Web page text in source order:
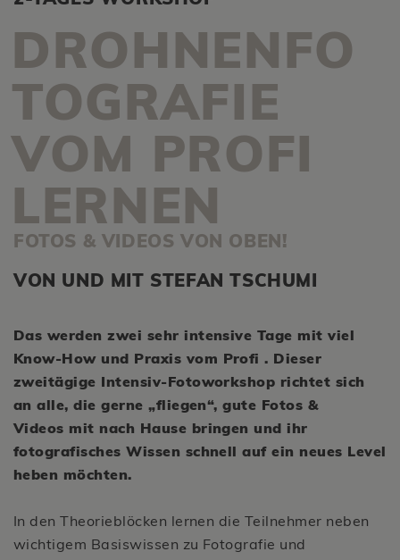
DROHNENFO
TOGRAFIE
VOM PROFI
LERNEN
FOTOS & VIDEOS VON OBEN!
VON UND MIT STEFAN TSCHUMI
Das werden zwei sehr intensive Tage mit viel
Know-How und Praxis vom Profi . Dieser
zweitägige Intensiv-Fotoworkshop richtet sich
an alle, die gerne „fliegen“, gute Fotos &
Videos mit nach Hause bringen und ihr
fotografisches Wissen schnell auf ein neues Level
heben möchten.
In den Theorieblöcken lernen die Teilnehmer neben
wichtigem Basiswissen zu Fotografie und